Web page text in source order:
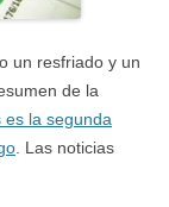
un resfriado y un
de la
la segunda
. Las noticias